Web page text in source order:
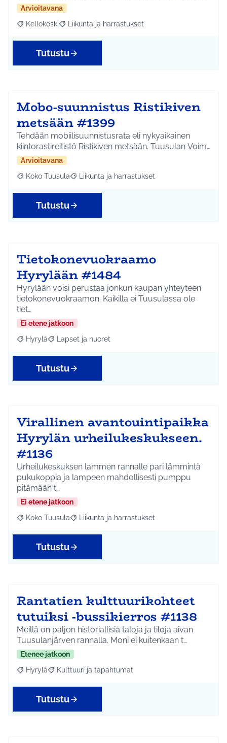
Arvioitavana
Rajaa tulokset aihepiirin mukaan: Kellokoski
Kellokoski Rajaa tulokset teeman mukaan: Liikunta ja
Liikunta ja harrastukset
Tutustu
Mobo-suunnistus Ristikiven
metsään #1399
Tehdään mobiilisuunnistusrata eli nykyaikainen
kiintorastireitistö Ristikiven metsään. Tuusulan Voim…
Arvioitavana
Rajaa tulokset aihepiirin mukaan: Koko Tuusula
Koko Tuusula Rajaa tulokset teeman mukaan: Liikunta ja
Liikunta ja harrastukset
Tutustu
Tietokonevuokraamo
Hyrylään #1484
Hyrylään voisi perustaa jonkun kaupan yhteyteen
tietokonevuokraamon. Kaikilla ei Tuusulassa ole
tiet…
Ei etene jatkoon
Rajaa tulokset aihepiirin mukaan: Hyrylä
Hyrylä Rajaa tulokset teeman mukaan: Lapset ja nuoret
Lapset ja nuoret
Tutustu
Virallinen avantouintipaikka
Hyrylän urheilukeskukseen.
#1136
Urheilukeskuksen lammen rannalle pari lämmintä
pukukoppia ja lampeen mahdollisesti pumppu
pitämään t…
Ei etene jatkoon
Rajaa tulokset aihepiirin mukaan: Koko Tuusula
Koko Tuusula Rajaa tulokset teeman mukaan: Liikunta ja
Liikunta ja harrastukset
Tutustu
Rantatien kulttuurikohteet
tutuiksi -bussikierros #1138
Meillä on paljon historiallisia taloja ja tiloja aivan
Tuusulanjärven rannalla. Moni ei kuitenkaan t…
Etenee jatkoon
Rajaa tulokset aihepiirin mukaan: Hyrylä
Hyrylä Rajaa tulokset teeman mukaan: Kulttuuri ja
Kulttuuri ja tapahtumat
Tutustu